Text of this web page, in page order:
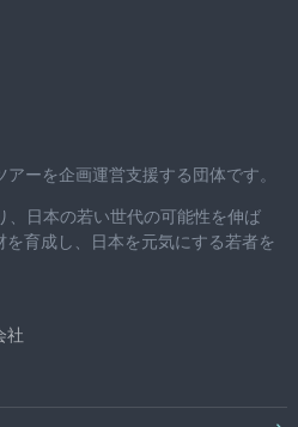
ーを企画運営支援する団体です。
、日本の若い世代の可能性を伸ば
育成し、日本を元気にする若者を
社